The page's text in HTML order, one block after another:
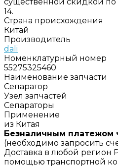
14.
Страна происхождения
Китай
Производитель
dali
Номенклатурный номер
55275325460
Наименование запчасти
Сепаратор
Узел запчастей
Сепараторы
Применение
из Китая
Безналичным платежом
(необходимо запросить
Доставка в любой регион
помощью транспортной